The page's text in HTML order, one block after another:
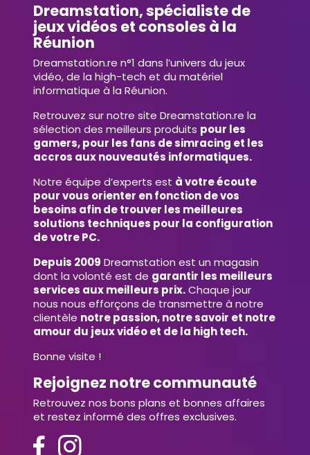
Dreamstation, spécialiste de
jeux vidéos et consoles à la
Réunion
Dreamstation.re n°1 dans l’univers du jeux
vidéo, de la high-tech et du matériel
informatique à la Réunion.
Retrouvez sur notre site Dreamstation.re la
sélection des meilleurs produits pour les
gamers, pour les fans de simracing et les
accros aux nouveautés informatiques.
Notre équipe d’experts est à votre écoute
pour vous orienter en fonction de vos
besoins afin de trouver les meilleures
solutions techniques pour la configuration
de votre PC.
Depuis 2009 Dreamstation est un magasin
dont la volonté est de garantir les meilleurs
services aux meilleurs prix.Chaque jour
nous nous efforçons de transmettre à notre
clientèle notre passion, notre savoir et notre
amour du jeux vidéo et de la high tech.
Bonne visite !
Rejoignez notre communauté
Retrouvez nos bons plans et bonnes affaires
et restez informé des offres exclusives.